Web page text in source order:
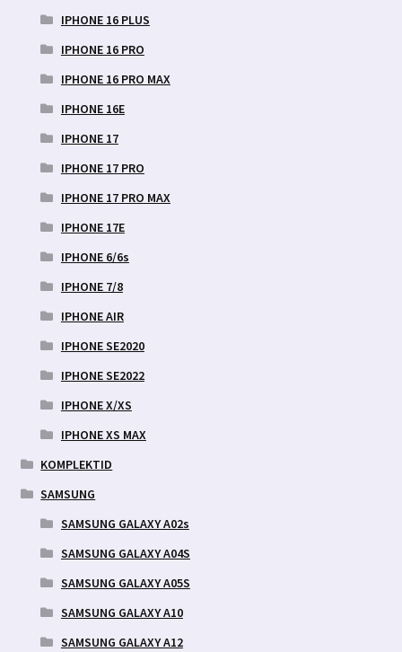
IPHONE 16 PLUS
IPHONE 16 PRO
IPHONE 16 PRO MAX
IPHONE 16E
IPHONE 17
IPHONE 17 PRO
IPHONE 17 PRO MAX
IPHONE 17E
IPHONE 6/6s
IPHONE 7/8
IPHONE AIR
IPHONE SE2020
IPHONE SE2022
IPHONE X/XS
IPHONE XS MAX
KOMPLEKTID
SAMSUNG
SAMSUNG GALAXY A02s
SAMSUNG GALAXY A04S
SAMSUNG GALAXY A05S
SAMSUNG GALAXY A10
SAMSUNG GALAXY A12